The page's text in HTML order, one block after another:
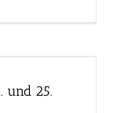
und 25.